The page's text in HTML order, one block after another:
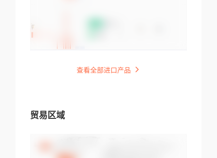
查看全部进口产品
贸易区域